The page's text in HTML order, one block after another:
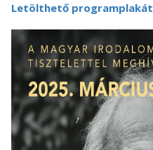
Letölthető programplakát